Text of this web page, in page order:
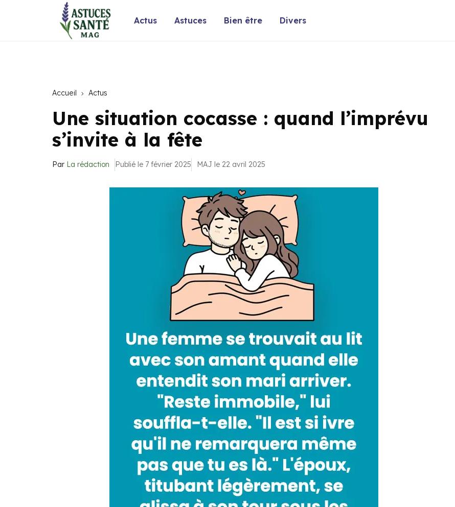
Actus Astuces Bien être Divers
Accueil Actus
Une situation cocasse : quand l’imprévu
s’invite à la fête
Par La rédaction Publié le 7 février 2025 MAJ le 22 avril 2025